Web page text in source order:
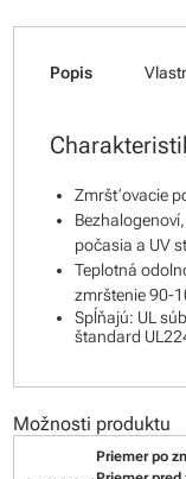
Popis
Zmršťovacie
počasia a UV
Teplotná
zmrštenie 90-
Spĺňajú: UL
štandard
Možnosti produktu
Priemer po